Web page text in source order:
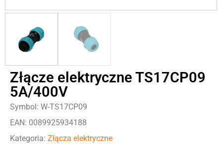
Złącze elektryczne TS17CP09
5A/400V
Symbol: W-TS17CP09
EAN: 0089925934188
Kategoria: Złącza elektryczne